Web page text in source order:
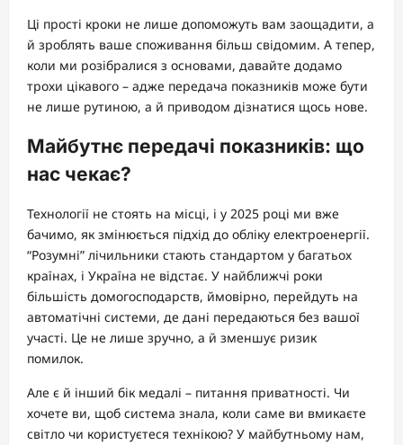
Ці прості кроки не лише допоможуть вам заощадити, а
й зроблять ваше споживання більш свідомим. А тепер,
коли ми розібралися з основами, давайте додамо
трохи цікавого – адже передача показників може бути
не лише рутиною, а й приводом дізнатися щось нове.
Майбутнє передачі показників: що
нас чекає?
Технології не стоять на місці, і у 2025 році ми вже
бачимо, як змінюється підхід до обліку електроенергії.
“Розумні” лічильники стають стандартом у багатьох
країнах, і Україна не відстає. У найближчі роки
більшість домогосподарств, ймовірно, перейдуть на
автоматічні системи, де дані передаються без вашої
участі. Це не лише зручно, а й зменшує ризик
помилок.
Але є й інший бік медалі – питання приватності. Чи
хочете ви, щоб система знала, коли саме ви вмикаєте
світло чи користуєтеся технікою? У майбутньому нам,